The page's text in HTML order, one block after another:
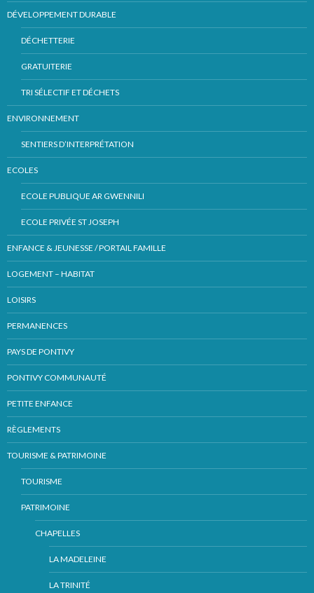
DÉVELOPPEMENT DURABLE
DÉCHETTERIE
GRATUITERIE
TRI SÉLECTIF ET DÉCHETS
ENVIRONNEMENT
SENTIERS D’INTERPRÉTATION
ECOLES
ECOLE PUBLIQUE AR GWENNILI
ECOLE PRIVÉE ST JOSEPH
ENFANCE & JEUNESSE / PORTAIL FAMILLE
LOGEMENT – HABITAT
LOISIRS
PERMANENCES
PAYS DE PONTIVY
PONTIVY COMMUNAUTÉ
PETITE ENFANCE
RÈGLEMENTS
TOURISME & PATRIMOINE
TOURISME
PATRIMOINE
CHAPELLES
LA MADELEINE
LA TRINITÉ